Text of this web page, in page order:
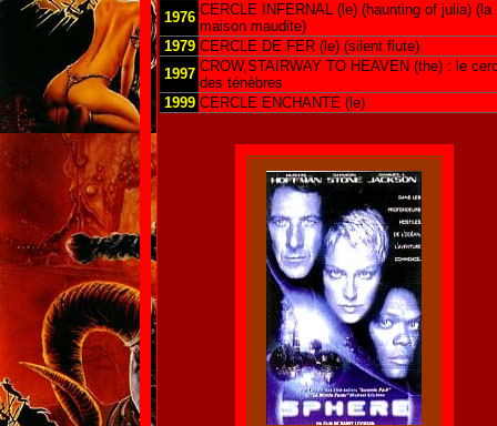
1976 CERCLE INFERNAL (le) (haunting of julia) (la
maison maudite)
1979 CERCLE DE FER (le) (silent flute)
1997 CROW,STAIRWAY TO HEAVEN (the) : le
des ténèbres
1999 CERCLE ENCHANTE (le)